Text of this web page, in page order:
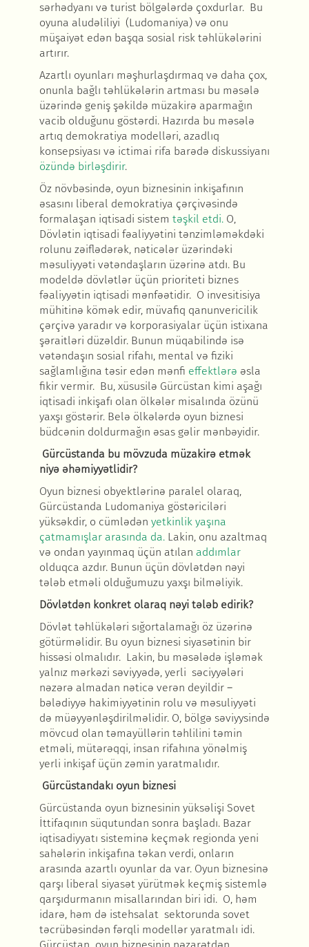
sərhədyanı və turist bölgələrdə çoxdurlar. Bu
oyuna aludəliliyi (Ludomaniya) və onu
müşaiyət edən başqa sosial risk təhlükələrini
artırır.
Azartlı oyunları məşhurlaşdırmaq və daha çox,
onunla bağlı təhlükələrin artması bu məsələ
üzərində geniş şəkildə müzakirə aparmağın
vacib olduğunu göstərdi. Hazırda bu məsələ
artıq demokratiya modelləri, azadlıq
konsepsiyası və ictimai rifa barədə diskussiyanı
özündə birləşdirir.
Öz növbəsində, oyun biznesinin inkişafının
əsasını liberal demokratiya çərçivəsində
formalaşan iqtisadi sistem təşkil etdi.O,
Dövlətin iqtisadi fəaliyyətini tənzimləməkdəki
rolunu zəiflədərək, nəticələr üzərindəki
məsuliyyəti vətəndaşların üzərinə atdı. Bu
modeldə dövlətlər üçün prioriteti biznes
fəaliyyətin iqtisadi mənfəətidir. O invesitisiya
mühitinə kömək edir, müvafiq qanunvericilik
çərçivə yaradır və korporasiyalar üçün istixana
şəraitləri düzəldir. Bunun müqabilində isə
vətəndaşın sosial rifahı, mental və fiziki
sağlamlığına təsir edən mənfi effektlərə əsla
fikir vermir. Bu, xüsusilə Gürcüstan kimi aşağı
iqtisadi inkişafı olan ölkələr misalında özünü
yaxşı göstərir. Belə ölkələrdə oyun biznesi
büdcənin doldurmağın əsas gəlir mənbəyidir.
Gürcüstanda bu mövzuda müzakirə etmək
niyə əhəmiyyətlidir?
Oyun biznesi obyektlərinə paralel olaraq,
Gürcüstanda Ludomaniya göstəriciləri
yüksəkdir, o cümlədən yetkinlik yaşına
çatmamışlar arasında da.Lakin, onu azaltmaq
və ondan yayınmaq üçün atılan addımlar
olduqca azdır. Bunun üçün dövlətdən nəyi
tələb etməli olduğumuzu yaxşı bilməliyik.
Dövlətdən konkret olaraq nəyi tələb edirik?
Dövlət təhlükələri sığortalamağı öz üzərinə
götürməlidir. Bu oyun biznesi siyasətinin bir
hissəsi olmalıdır. Lakin, bu məsələdə işləmək
yalnız mərkəzi səviyyədə, yerli səciyyələri
nəzərə almadan nəticə verən deyildir –
bələdiyyə hakimiyyətinin rolu və məsuliyyəti
də müəyyənləşdirilməlidir. O, bölgə səviyysində
mövcud olan təmayüllərin təhlilini təmin
etməli, mütərəqqi, insan rifahına yönəlmiş
yerli inkişaf üçün zəmin yaratmalıdır.
Gürcüstandakı oyun biznesi
Gürcüstanda oyun biznesinin yüksəlişi Sovet
İttifaqının süqutundan sonra başladı. Bazar
iqtisadiyyatı sisteminə keçmək regionda yeni
sahələrin inkişafına təkan verdi, onların
arasında azartlı oyunlar da var. Oyun biznesinə
qarşı liberal siyasət yürütmək keçmiş sistemlə
qarşıdurmanın misallarından biri idi. O, həm
idarə, həm də istehsalat sektorunda sovet
təcrübəsindən fərqli modellər yaratmalı idi.